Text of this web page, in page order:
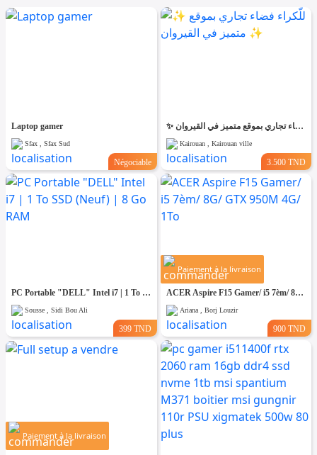
Laptop gamer
Sfax , Sfax Sud
Négociable
✨ للّكراء فضاء تجاري بموقع متميز في القيروان ✨
Kairouan , Kairouan ville
3.500 TND
PC Portable "DELL" Intel i7 | 1 To SSD (Neuf) | 8 Go RAM
Sousse , Sidi Bou Ali
399 TND
Paiement à la livraison
ACER Aspire F15 Gamer/ i5 7èm/ 8G/ GTX 950M 4G/ 1To
Ariana , Borj Louzir
900 TND
Paiement à la livraison